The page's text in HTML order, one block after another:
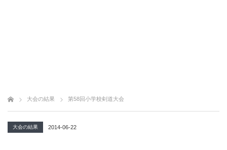
大会の結果 第58回小学校剣道大会
大会の結果 2014-06-22